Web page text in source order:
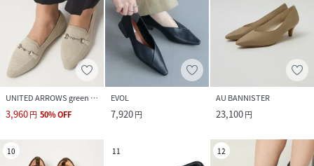
UNITED ARROWS green label relaxing
3,960円 50%OFF
EVOL
7,920円
AU BANNISTER
23,100円
10 11 12